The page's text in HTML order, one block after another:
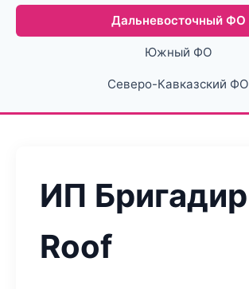
Дальневосточный ФО
Южный ФО
Северо-Кавказский ФО
ИП Бригадир
Roof